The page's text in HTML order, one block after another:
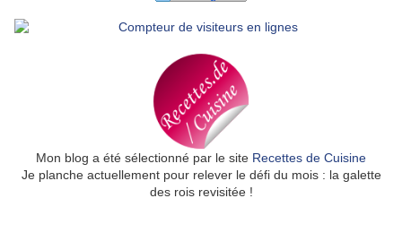
Mon blog a été sélectionné par le site Recettes de Cuisine
Je planche actuellement pour relever le défi du mois : la galette
des rois revisitée !